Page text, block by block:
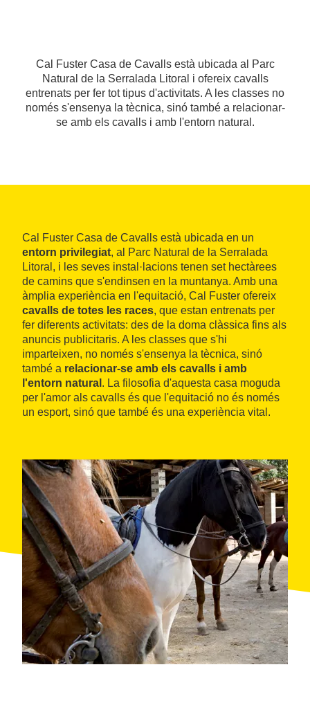
Cal Fuster Casa de Cavalls està ubicada al Parc
Natural de la Serralada Litoral i ofereix cavalls
entrenats per fer tot tipus d'activitats. A les classes no
només s'ensenya la tècnica, sinó també a relacionar-
se amb els cavalls i amb l'entorn natural.
Cal Fuster Casa de Cavalls està ubicada en un
entorn privilegiat, al Parc Natural de la Serralada
Litoral, i les seves instal·lacions tenen set hectàrees
de camins que s'endinsen en la muntanya. Amb una
àmplia experiència en l'equitació, Cal Fuster ofereix
cavalls de totes les races, que estan entrenats per
fer diferents activitats: des de la doma clàssica fins als
anuncis publicitaris. A les classes que s'hi
imparteixen, no només s'ensenya la tècnica, sinó
també a relacionar-se amb els cavalls i amb
l'entorn natural . La filosofia d'aquesta casa moguda
per l'amor als cavalls és que l'equitació no és només
un esport, sinó que també és una experiència vital.